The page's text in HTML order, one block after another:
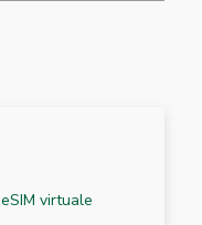
eSIM virtuale